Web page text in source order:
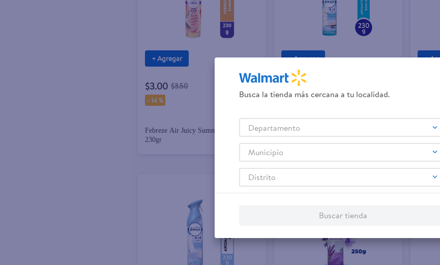
+ Agregar
$3.00 $3.50
-14 %
Febreze Air Juicy Summer Peach
230gr
+ Agregar
$3.45
Febreze Air Mist Bora Bora Wat 230 g
+
Busca la tienda más cercana a tu localidad.
Departamento
Municipio
Distrito
Buscar tienda